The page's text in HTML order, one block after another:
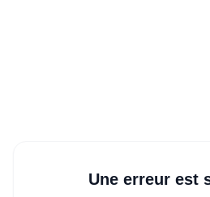
Une erreur est